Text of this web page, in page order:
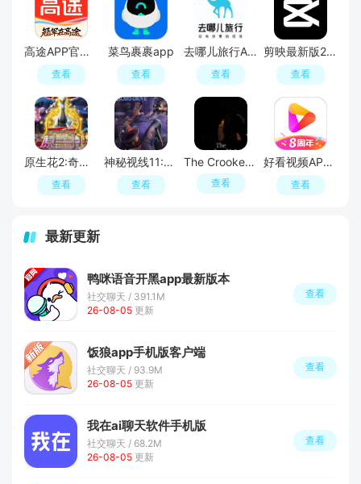
高途APP官方正版
查看
菜鸟裹裹app
查看
去哪儿旅行APP官方免费版
查看
剪映最新版2026手机版
查看
原生花2:奇幻旅程
查看
神秘视线11:惊悚秘林
查看
The Crooked Man
查看
好看视频APP官方最新版
查看
最新更新
鸭咪语音开黑app最新版本
社交聊天 / 391.1M
26-08-05 更新
查看
饭狼app手机版客户端
社交聊天 / 93.9M
26-08-05 更新
查看
我在ai聊天软件手机版
社交聊天 / 68.2M
26-08-05 更新
查看